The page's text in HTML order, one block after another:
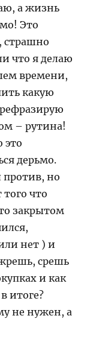
а жизнь
Это
страшно
что я делаю
времени,
какую
– рутина!
это
дерьмо.
против, но
что
закрытом
нет ) и
срешь
и как
итоге?
не нужен, а